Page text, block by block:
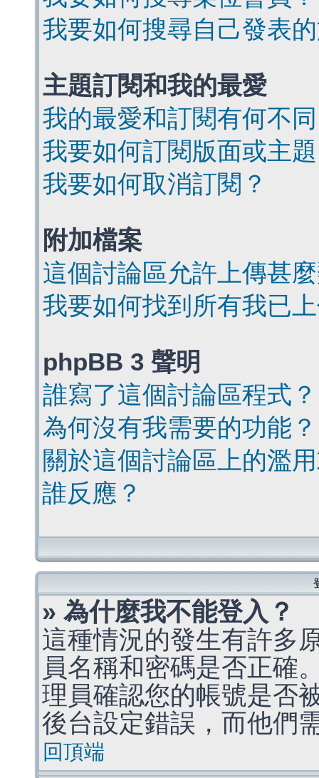
我要如何搜尋自己發表
主題訂閱和我的最愛
我的最愛和訂閱有何不
我要如何訂閱版面或主
我要如何取消訂閱？
附加檔案
這個討論區允許上傳甚
我要如何找到所有我已
phpBB 3 聲明
誰寫了這個討論區程式？
為何沒有我需要的功能？
關於這個討論區上的濫
誰反應？
» 為什麼我不能登入？
這種情況的發生有許多
員名稱和密碼是否正確
理員確認您的帳號是否
後台設定錯誤，而他們
回頂端